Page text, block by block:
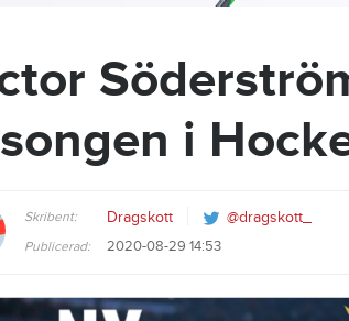
i
Skribent: Dragskott @dragskott_
Publicerad: 2020-08-29 14:53